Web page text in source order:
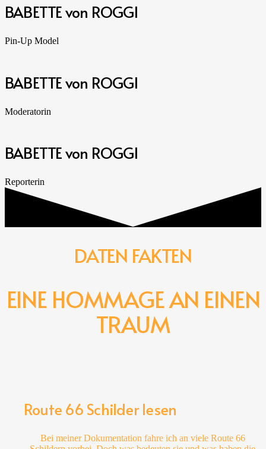
BABETTE von ROGGI
Pin-Up Model
BABETTE von ROGGI
Moderatorin
BABETTE von ROGGI
Reporterin
DATEN FAKTEN
EINE HOMMAGE AN EINEN
TRAUM
Route 66 Schilder lesen
Bei meiner Dokumentation fahre ich an viele Route 66